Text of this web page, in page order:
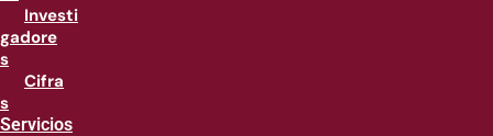
Investi
gadore
s
Cifra
s
Servicios